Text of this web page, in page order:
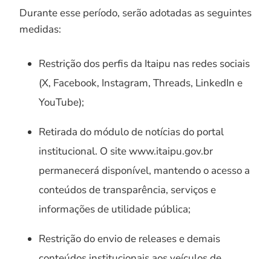
Durante esse período, serão adotadas as seguintes
medidas:
Restrição dos perfis da Itaipu nas redes sociais
(X, Facebook, Instagram, Threads, LinkedIn e
YouTube);
Retirada do módulo de notícias do portal
institucional. O site www.itaipu.gov.br
permanecerá disponível, mantendo o acesso a
conteúdos de transparência, serviços e
informações de utilidade pública;
Restrição do envio de releases e demais